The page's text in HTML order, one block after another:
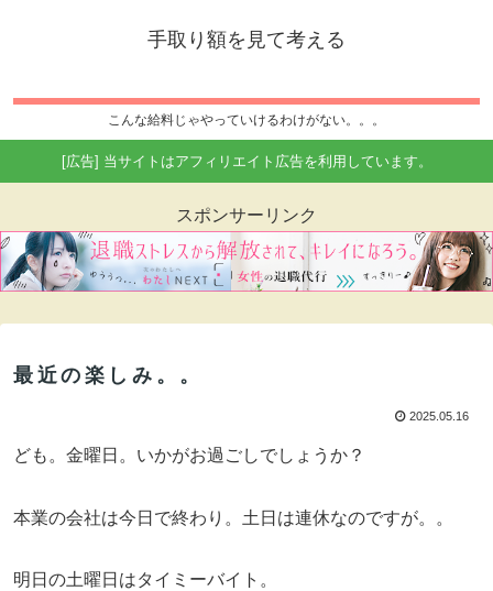
手取り額を見て考える
こんな給料じゃやっていけるわけがない。。。
[広告] 当サイトはアフィリエイト広告を利用しています。
スポンサーリンク
最近の楽しみ。。
2025.05.16
ども。金曜日。いかがお過ごしでしょうか？
本業の会社は今日で終わり。土日は連休なのですが。。
明日の土曜日はタイミーバイト。